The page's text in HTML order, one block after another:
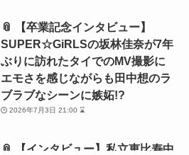
📎 【卒業記念インタビュー】
SUPER☆GiRLSの坂林佳奈が7年
ぶりに訪れたタイでのMV撮影に
エモさを感じながらも田中想のラ
ブラブなシーンに嫉妬!?
2026年7月3日 21:00 ⌛
📎 【インタビュー】私立恵比寿中